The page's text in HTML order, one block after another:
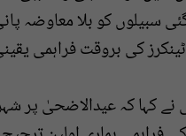
سبیلوں کو بلا معاوضہ
کی بروقت فراہمی
کہا کہ عیدالاضحیٰ پر